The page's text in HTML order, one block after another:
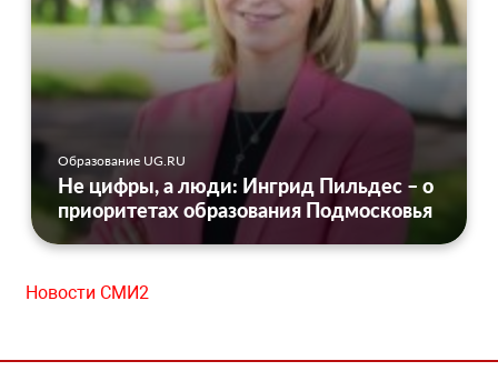
Образование UG.RU
Не цифры, а люди: Ингрид Пильдес – о
приоритетах образования Подмосковья
Новости СМИ2